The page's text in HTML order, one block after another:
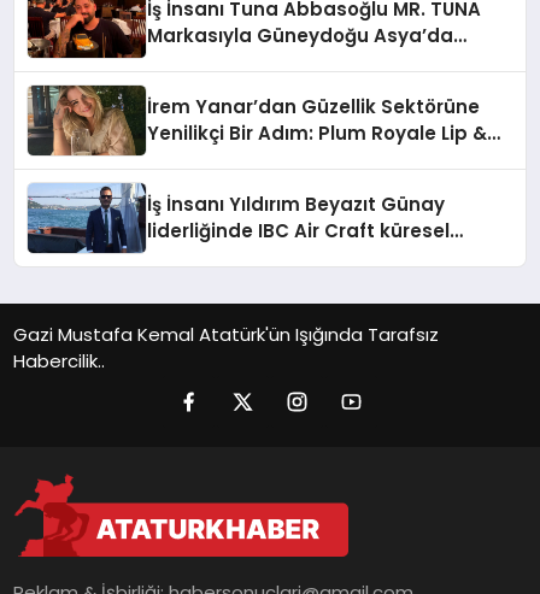
İş İnsanı Tuna Abbasoğlu MR. TUNA
Markasıyla Güneydoğu Asya’da
İrem Yanar’dan Güzellik Sektörüne
Yenilikçi Bir Adım: Plum Royale Lip &
İş İnsanı Yıldırım Beyazıt Günay
liderliğinde IBC Air Craft küresel
Gazi Mustafa Kemal Atatürk'ün Işığında Tarafsız
Habercilik..